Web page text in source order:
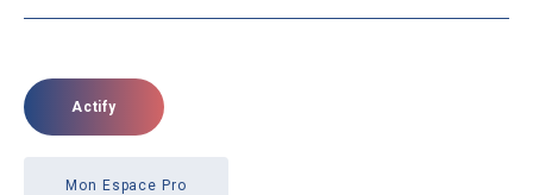
Actify
Mon Espace Pro